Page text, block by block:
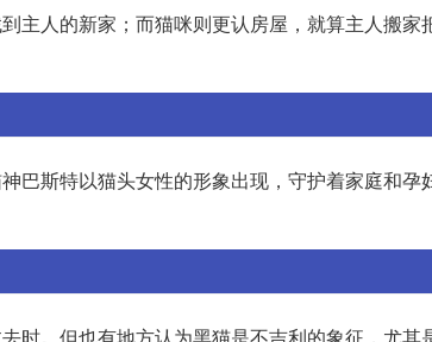
主人的新家；而猫咪则更认房屋，就算主人搬家
斯特以猫头女性的形象出现，守护着家庭和孕